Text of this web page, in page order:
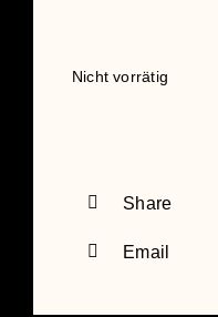
Nicht vorrätig
Share
Email